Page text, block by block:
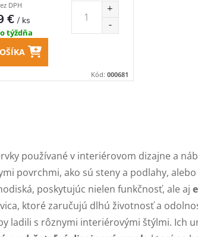
DPH
€/ ks
týždňa
Kód: 000681
používané v interiérovom dizajne a
povrchmi, ako sú steny a podlahy,
poskytujúc nielen funkčnosť, ale aj
ktoré zaručujú dlhú životnosť a
ladili s rôznymi interiérovými štýlmi. Ich